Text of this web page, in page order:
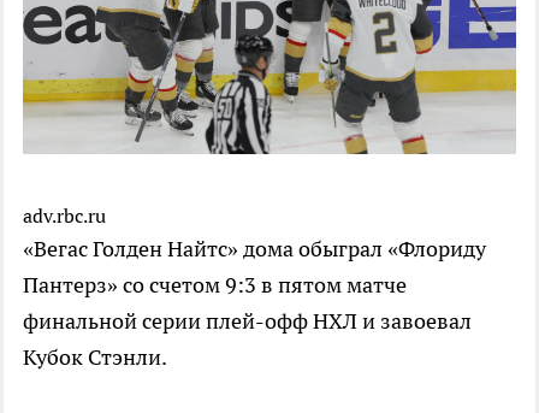
adv.rbc.ru
«Вегас Голден Найтс» дома обыграл «Флориду
Пантерз» со счетом 9:3 в пятом матче
финальной серии плей-офф НХЛ и завоевал
Кубок Стэнли.